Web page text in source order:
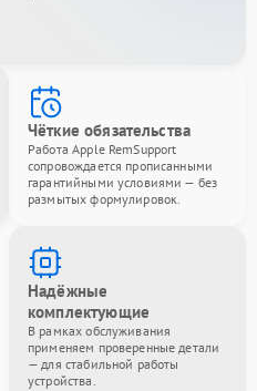
Чёткие обязательства
Работа Apple RemSupport
сопровождается прописанными
гарантийными условиями — без
размытых формулировок.
Надёжные
комплектующие
В рамках обслуживания
применяем проверенные детали
— для стабильной работы
устройства.